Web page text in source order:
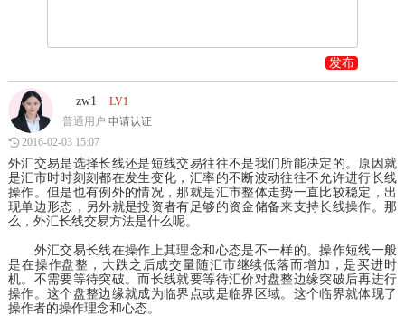
发布
zw1
LV1
普通用户 申请认证
2016-02-03 15:07
外汇交易是选择长线还是短线交易往往不是我们所能决定的。原因就
是汇市时时刻刻都在发生变化，汇率的不断波动往往不允许进行长线
操作。但是也有例外的情况，那就是汇市整体走势一直比较稳定，出
现单边形态，另外就是投资者有足够的资金储备来支持长线操作。那
么，外汇长线交易方法是什么呢。
外汇交易长线在操作上其理念和心态是不一样的。操作短线一般
是在操作盘整，大跌之后成交量随汇市继续低落而增加，是买进时
机。不需要等待突破。而长线就要等待汇价对盘整边缘突破后再进行
操作。这个盘整边缘就成为临界点或是临界区域。这个临界就体现了
操作者的操作理念和心态。